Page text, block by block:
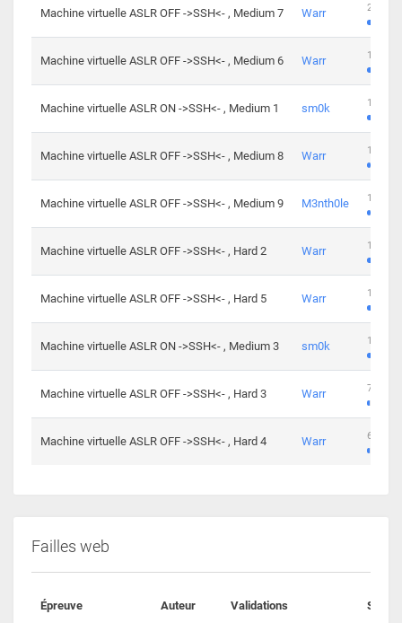
Machine virtuelle ASLR OFF ->SSH<- , Medium 7 Warr 230
Machine virtuelle ASLR OFF ->SSH<- , Medium 6 Warr 168
Machine virtuelle ASLR ON ->SSH<- , Medium 1 sm0k 139
Machine virtuelle ASLR OFF ->SSH<- , Medium 8 Warr 112
Machine virtuelle ASLR OFF ->SSH<- , Medium 9 M3nth0le 100
Machine virtuelle ASLR OFF ->SSH<- , Hard 2 Warr 176
Machine virtuelle ASLR OFF ->SSH<- , Hard 5 Warr 115
Machine virtuelle ASLR ON ->SSH<- , Medium 3 sm0k 115
Machine virtuelle ASLR OFF ->SSH<- , Hard 3 Warr 76
Machine virtuelle ASLR OFF ->SSH<- , Hard 4 Warr 63
Failles web
Épreuve Auteur Validations